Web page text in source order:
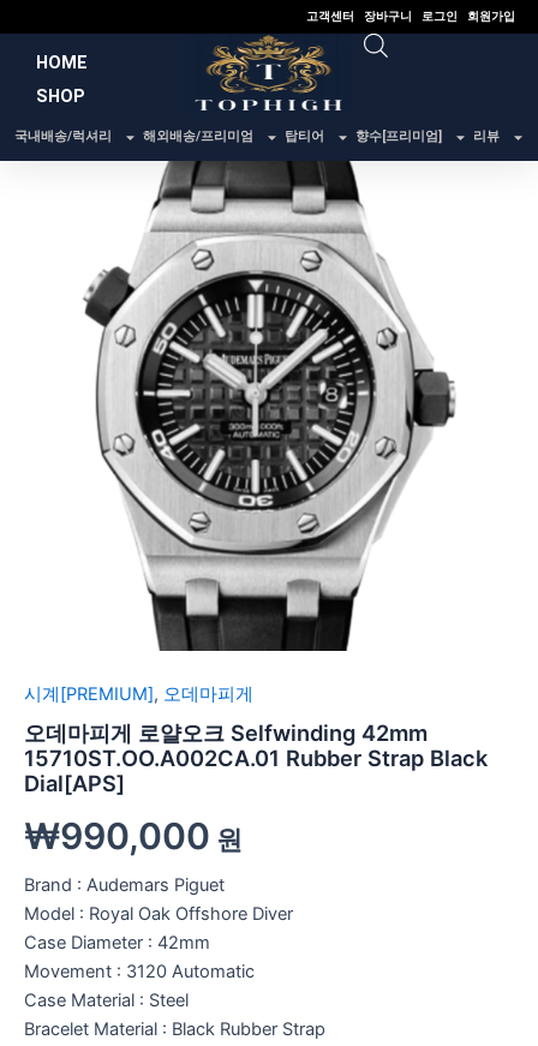
건
너
고객센터 장바구니 로그인 회원가입
HOME
SHOP
국내배송/럭셔리 해외배송/프리미엄 탑티어 향수[프리미엄] 리뷰
시계[PREMIUM], 오데마피게
오데마피게 로얄오크 Selfwinding 42mm
15710ST.OO.A002CA.01 Rubber Strap Black
Dial[APS]
₩990,000 원
Brand : Audemars Piguet
Model : Royal Oak Offshore Diver
Case Diameter : 42mm
Movement : 3120 Automatic
Case Material : Steel
Bracelet Material : Black Rubber Strap